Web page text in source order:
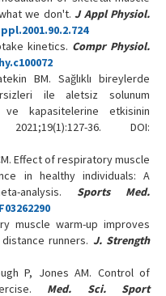
we don't. J Appl Physiol.
kinetics. Compr Physiol.
BM. Sağlıklı bireylerde
ile aletsiz solunum
kapasitelerine etkisinin
36. DOI:
Effect of respiratory muscle
in healthy individuals: A
analysis. Sports Med.
muscle warm-up improves
runners. J. Strength
P, Jones AM. Control of
Med. Sci. Sport